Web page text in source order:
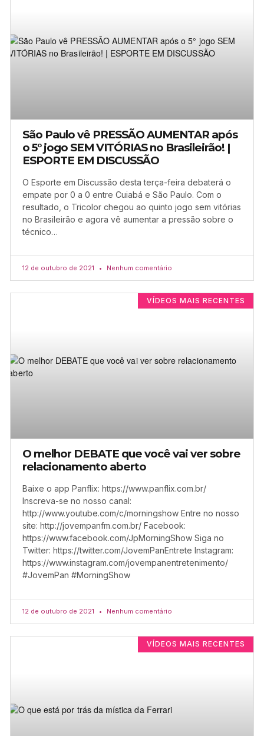
São Paulo vê PRESSÃO AUMENTAR após
o 5° jogo SEM VITÓRIAS no Brasileirão! |
ESPORTE EM DISCUSSÃO
O Esporte em Discussão desta terça-feira debaterá o
empate por 0 a 0 entre Cuiabá e São Paulo. Com o
resultado, o Tricolor chegou ao quinto jogo sem vitórias
no Brasileirão e agora vê aumentar a pressão sobre o
técnico…
12 de outubro de 2021 Nenhum comentário
VÍDEOS MAIS RECENTES
O melhor DEBATE que você vai ver sobre
relacionamento aberto
Baixe o app Panflix: https://www.panflix.com.br/
Inscreva-se no nosso canal:
http://www.youtube.com/c/morningshow Entre no nosso
site: http://jovempanfm.com.br/ Facebook:
https://www.facebook.com/JpMorningShow Siga no
Twitter: https://twitter.com/JovemPanEntrete Instagram:
https://www.instagram.com/jovempanentretenimento/
#JovemPan #MorningShow
12 de outubro de 2021 Nenhum comentário
VÍDEOS MAIS RECENTES